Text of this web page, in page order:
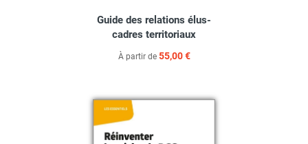
Guide des relations élus-
cadres territoriaux
À partir de 55,00 €